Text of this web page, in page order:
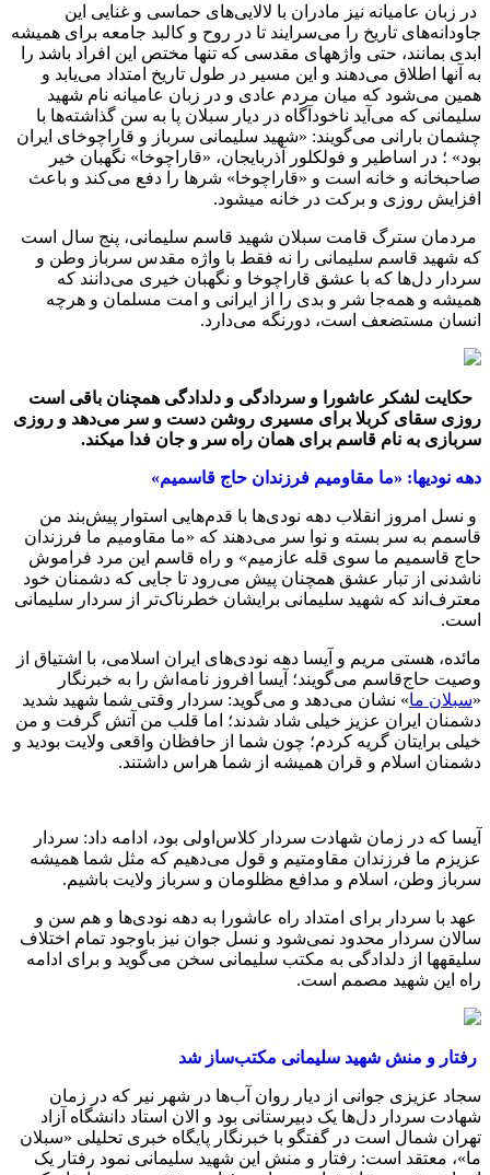
در زبان عامیانه نیز مادران با لالایی‌های حماسی و غنایی این
جاودانه‌های تاریخ را می‌سرایند تا در روح و کالبد جامعه برای همیشه
ابدی بمانند، حتی واژه‎های مقدسی که تنها مختص این افراد باشد را
به آنها اطلاق می‌دهند و این مسیر در طول تاریخ امتداد می‌یابد و
همین می‌شود که میان مردم عادی و در زبان عامیانه نام شهید
سلیمانی که می‌آید ناخودآگاه در دیار سبلان پا به سن گذاشته‌ها با
چشمان بارانی می‌گویند: «شهید سلیمانی سرباز و قاراچوخای ایران
بود» ؛ در اساطیر و فولکلور آذربایجان، «قاراچوخا» نگهبان خیر
صاحبخانه و خانه است و «قاراچوخا» شرها را دفع می‌کند و باعث
افزایش روزی و برکت در خانه می‎شود.
مردمان سترگ قامت سبلان شهید قاسم سلیمانی، پنج سال است
که شهید قاسم سلیمانی را نه فقط با واژه مقدس سرباز وطن و
سردار دل‌ها که با عشق قاراچوخا و نگهبان خیری می‌دانند که
همیشه و همه‌جا شر و بدی را از ایرانی و امت مسلمان و هرچه
انسان مستضعف است، دورنگه می‌دارد.
حکایت لشکر عاشورا و سردادگی و دلدادگی همچنان باقی است
روزی سقای کربلا برای مسیری روشن دست و سر می‌دهد و روزی
سربازی به نام قاسم برای همان راه سر و جان فدا می‎کند.
دهه نودی‎ها: «ما مقاومیم فرزندان حاج قاسمیم»
و نسل امروز انقلاب دهه نودی‌ها با قدم‌هایی استوار پیش‌بند من
قاسمم به سر بسته و نوا سر می‌دهند که «ما مقاومیم ما فرزندان
حاج قاسمیم ما سوی قله عازمیم» و راه قاسم این مرد فراموش
ناشدنی از تبار عشق همچنان پیش می‌رود تا جایی که دشمنان خود
معترف‌اند که شهید سلیمانی برایشان خطرناک‌تر از سردار سلیمانی
است.
مائده، هستی مریم و آیسا دهه نودی‌های ایران اسلامی، با اشتیاق از
وصیت حاج‌قاسم می‌گویند؛ آیسا افروز نامه‌اش را به خبرنگار
«سبلان ما» نشان می‌دهد و می‌گوید: سردار وقتی شما شهید شدید
دشمنان ایران عزیز خیلی شاد شدند؛ اما قلب من آتش گرفت و من
خیلی برایتان گریه کردم؛ چون شما از حافظان واقعی ولایت بودید و
دشمنان اسلام و قران همیشه از شما هراس داشتند.
آیسا که در زمان شهادت سردار کلاس‌اولی بود، ادامه داد: سردار
عزیزم ما فرزندان مقاومتیم و قول می‌دهیم که مثل شما همیشه
سرباز وطن، اسلام و مدافع مظلومان و سرباز ولایت باشیم.
عهد با سردار برای امتداد راه عاشورا به دهه نودی‌ها و هم سن و
سالان سردار محدود نمی‌شود و نسل جوان نیز باوجود تمام اختلاف
سلیقه‎ها از دلدادگی به مکتب سلیمانی سخن می‌گوید و برای ادامه
راه این شهید مصمم است.
رفتار و منش شهید سلیمانی مکتب‌ساز شد
سجاد عزیزی جوانی از دیار روان آب‌ها در شهر نیر که در زمان
شهادت سردار دل‌ها یک دبیرستانی بود و الان استاد دانشگاه آزاد
تهران شمال است در گفتگو با خبرنگار پایگاه خبری تحلیلی «سبلان
ما»، معتقد است: رفتار و منش این شهید سلیمانی نمود رفتار یک